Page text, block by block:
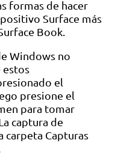
formas de hacer
Surface más
Book.
Windows no
estos
el
presione el
para tomar
captura de
carpeta Capturas